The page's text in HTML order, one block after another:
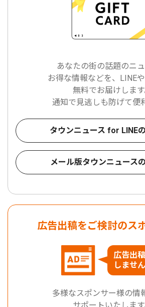
あなたの街の話題のニ
お得な情報などを、LINE
無料でお届けします
通知で見逃しも防げて便
タウンニュース for LINE
メール版タウンニュース
広告出稿をご検討のス
広告出稿
しませ
多様なスポンサー様の情